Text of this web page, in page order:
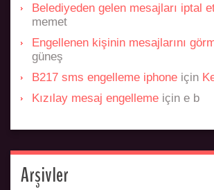
Belediyeden gelen mesajları iptal
memet
Engellenen kişinin mesajlarını
güneş
B217 sms engelleme iphone için
Kızılay mesaj engelleme için e b
Arşivler